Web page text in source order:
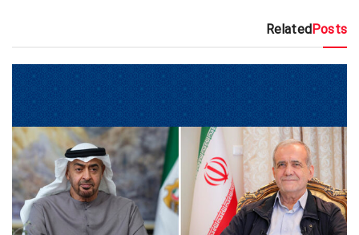
RelatedPosts